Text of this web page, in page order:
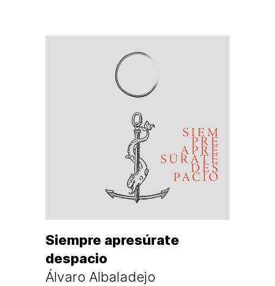
Siempre apresúrate
despacio
Álvaro Albaladejo